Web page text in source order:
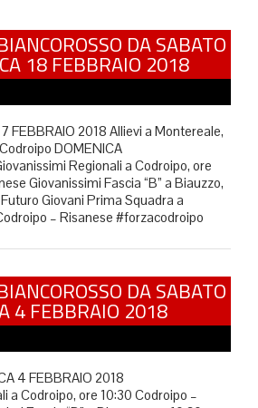
DA SABATO
18 FEBBRAIO 2018
FEBBRAIO 2018 Allievi a Montereale,
DOMENICA
Regionali a Codroipo, ore
Giovanissimi Fascia “B” a Biauzzo,
Giovani Prima Squadra a
– Risanese #forzacodroipo
DA SABATO
4 FEBBRAIO 2018
4 FEBBRAIO 2018
a Codroipo, ore 10:30 Codroipo –